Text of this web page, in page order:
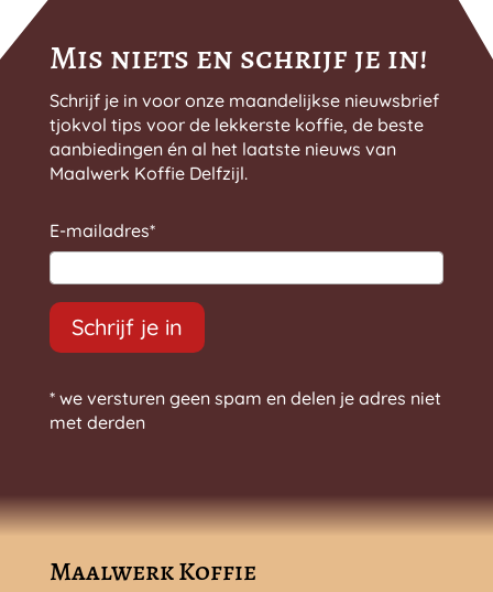
Mis niets en schrijf je in!
Schrijf je in voor onze maandelijkse nieuwsbrief
tjokvol tips voor de lekkerste koffie, de beste
aanbiedingen én al het laatste nieuws van
Maalwerk Koffie Delfzijl.
E-mailadres*
Schrijf je in
* we versturen geen spam en delen je adres niet
met derden
Maalwerk Koffie